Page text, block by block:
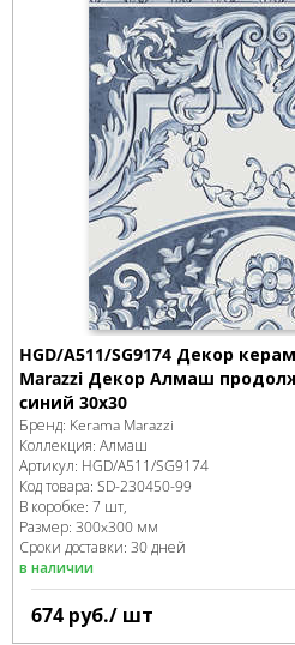
HGD/A511/SG9174 Декор
Marazzi Декор Алмаш
cиний 30х30
Бренд: Kerama Marazzi
Коллекция: Алмаш
Артикул: HGD/A511/SG9174
Код товара: SD-230450-99
В коробке: 7 шт,
Размер: 300x300 мм
Сроки доставки: 30 дней
в наличии
674 руб./ шт